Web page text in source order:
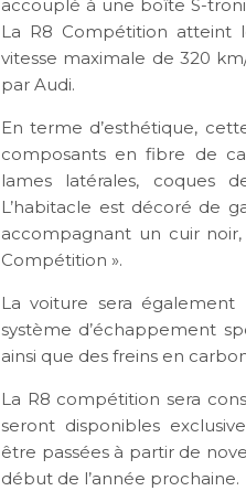
accouplé à une boîte S-
La R8 Compétition atteint
vitesse maximale de 320
par Audi.
En terme d’esthétique,
composants en fibre de
lames latérales, coques
L’habitacle est décoré de
accompagnant un cuir
Compétition ».
La voiture sera
système d’échappement
ainsi que des freins en
La R8 compétition sera
seront disponibles
être passées à partir de
début de l’année prochaine.